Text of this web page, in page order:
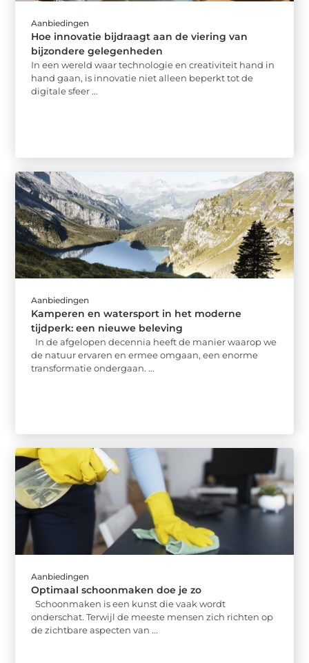
Aanbiedingen
Hoe innovatie bijdraagt aan de viering van
bijzondere gelegenheden
In een wereld waar technologie en creativiteit hand in
hand gaan, is innovatie niet alleen beperkt tot de
digitale sfeer ...
Aanbiedingen
Kamperen en watersport in het moderne
tijdperk: een nieuwe beleving
In de afgelopen decennia heeft de manier waarop we
de natuur ervaren en ermee omgaan, een enorme
transformatie ondergaan. ...
Aanbiedingen
Optimaal schoonmaken doe je zo
Schoonmaken is een kunst die vaak wordt
onderschat. Terwijl de meeste mensen zich richten op
de zichtbare aspecten van ...